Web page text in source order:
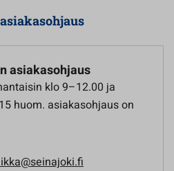
asiakasohjaus
klo 9–12.00 ja
huom. asiakasohjaus on